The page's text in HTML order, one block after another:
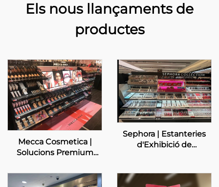
Els nous llançaments de
productes
Mecca Cosmetica |
Solucions Premium
Sephora | Estanteries
d'Exhibició de